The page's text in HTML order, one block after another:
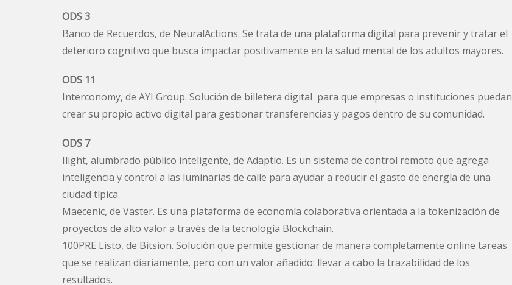
ODS 3
Banco de Recuerdos, de NeuralActions. Se trata de una plataforma digital para prevenir y tratar el
deterioro cognitivo que busca impactar positivamente en la salud mental de los adultos mayores.
ODS 11
Interconomy, de AYI Group. Solución de billetera digital para que empresas o instituciones puedan
crear su propio activo digital para gestionar transferencias y pagos dentro de su comunidad.
ODS 7
Ilight, alumbrado público inteligente, de Adaptio. Es un sistema de control remoto que agrega
inteligencia y control a las luminarias de calle para ayudar a reducir el gasto de energía de una
ciudad típica.
Maecenic, de Vaster. Es una plataforma de economía colaborativa orientada a la tokenización de
proyectos de alto valor a través de la tecnología Blockchain.
100PRE Listo, de Bitsion. Solución que permite gestionar de manera completamente online tareas
que se realizan diariamente, pero con un valor añadido: llevar a cabo la trazabilidad de los
resultados.